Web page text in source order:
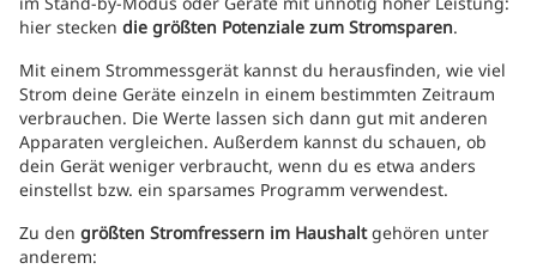
hier stecken die größten Potenziale zum Stromsparen.
Mit einem Strommessgerät kannst du herausfinden, wie viel
Strom deine Geräte einzeln in einem bestimmten Zeitraum
verbrauchen. Die Werte lassen sich dann gut mit anderen
Apparaten vergleichen. Außerdem kannst du schauen, ob
dein Gerät weniger verbraucht, wenn du es etwa anders
einstellst bzw. ein sparsames Programm verwendest.
Zu den größten Stromfressern im Haushaltgehören unter
anderem: